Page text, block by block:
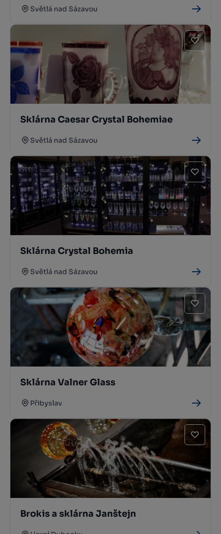
Světlá nad Sázavou
Sklárna Caesar Crystal Bohemiae
Světlá nad Sázavou
Sklárna Crystal Bohemia
Světlá nad Sázavou
Sklárna Valner Glass
Přibyslav
Brokis a sklárna Janštejn